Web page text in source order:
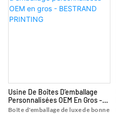
logo - Shanghai Bestrand Printing
Technology Co., Ltd
Usine De Boîtes D'emballage
Personnalisées OEM En Gros -
BESTRAND PRINTING
Boîte d'emballage de luxe de bonne